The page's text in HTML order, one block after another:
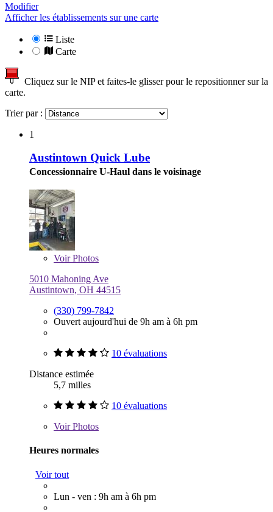
Modifier
Afficher les établissements sur une carte
Liste
Carte
Cliquez sur le NIP et faites-le glisser pour le repositionner sur la
carte.
Trier par :
1
Austintown Quick Lube
Concessionnaire U-Haul dans le voisinage
VoirPhotos
5010 Mahoning Ave
Austintown, OH 44515
(330) 799-7842
Ouvert aujourd'hui de 9h am à 6h pm
10 évaluations
Distance estimée
5,7 milles
10 évaluations
VoirPhotos
Heures normales
Voir tout
Lun - ven : 9h am à 6h pm